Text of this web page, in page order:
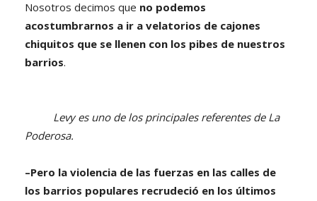
Nosotros decimos que no podemos
acostumbrarnos a ir a velatorios de cajones
chiquitos que se llenen con los pibes de nuestros
barrios.
Levy es uno de los principales referentes de La
Poderosa.
–Pero la violencia de las fuerzas en las calles de
los barrios populares recrudeció en los últimos